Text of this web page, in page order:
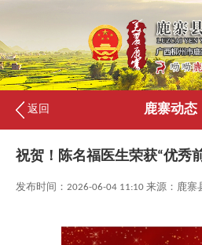
返回 鹿寨动态
祝贺！陈名福医生荣获“优秀
发布时间：2026-06-04 11:10 来源：鹿寨